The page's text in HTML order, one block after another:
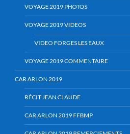
VOYAGE 2019 PHOTOS
VOYAGE 2019 VIDEOS
VIDEO FORGES LES EAUX
VOYAGE 2019 COMMENTAIRE
CAR ARLON 2019
RÉCIT JEAN CLAUDE
CAR ARLON 2019 FFBMP